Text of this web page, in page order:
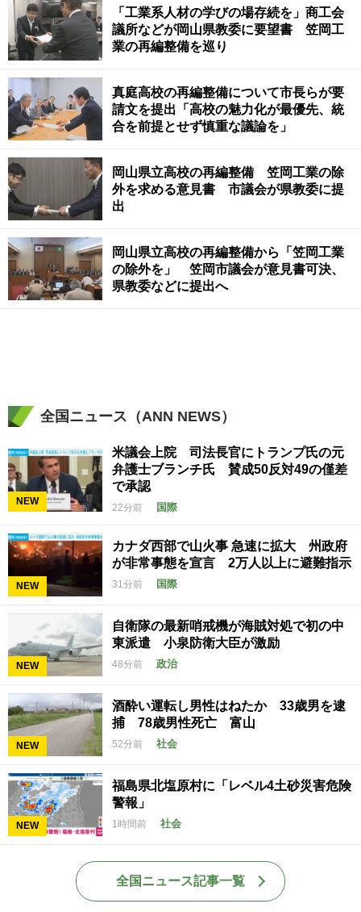
「工業系人材の学びの場存続を」商工会
議所などが岡山県教委に要望書 笠岡工
業の再編整備を巡り
真庭高校の再編整備について市長らが要
請文を提出「高校の魅力化が最優先、統
合を前提とせず慎重な議論を」
岡山県立高校の再編整備 笠岡工業の除
外を求める意見書 市議会が県教委に提
出
岡山県立高校の再編整備から「笠岡工業
の除外を」 笠岡市議会が意見書可決、
県教委などに提出へ
全国ニュース（ANN NEWS）
NEW
米議会上院 司法長官にトランプ氏の元
弁護士ブランチ氏 賛成50反対49の僅差
で承認
22分前 国際
NEW
カナダ西部で山火事 急速に拡大 州政府
が非常事態を宣言 2万人以上に避難指示
31分前 国際
NEW
自衛隊の最新哨戒機が海賊対処で初の中
東派遣 小泉防衛大臣が激励
48分前 政治
NEW
酒酔い運転し男性はねたか 33歳男を逮
捕 78歳男性死亡 富山
52分前 社会
NEW
福島県北塩原村に「レベル4土砂災害危険
警報」
1時間前 社会
全国ニュース記事一覧